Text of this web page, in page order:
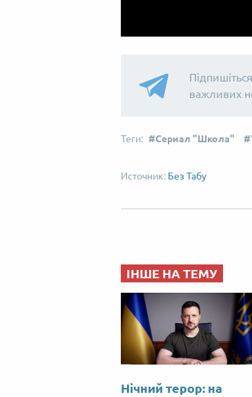
важливих
Сериал "Школа"
Без Табу
ІНШЕ НА ТЕМУ
Нічний терор: на